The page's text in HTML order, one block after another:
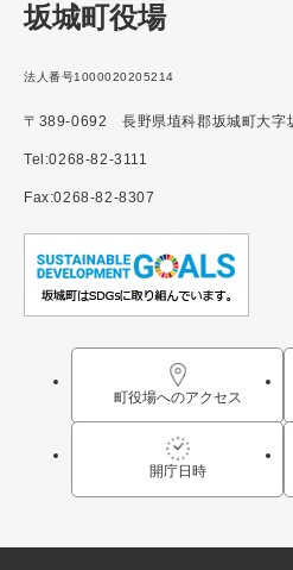
坂城町役場
法人番号1000020205214
〒389-0692 長野県埴科郡坂城町大字
Tel:0268-82-3111
Fax:0268-82-8307
町役場へのアクセス
開庁日時